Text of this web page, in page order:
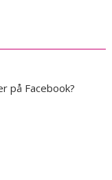
på Facebook?